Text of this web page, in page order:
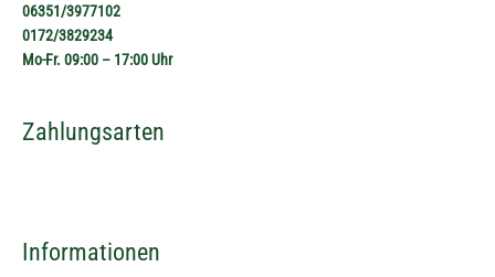
06351/3977102
0172/3829234
Mo-Fr. 09:00 – 17:00 Uhr
Zahlungsarten
Informationen